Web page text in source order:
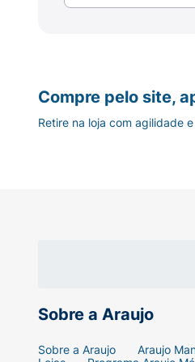
Sobre a Araujo
Sobre a Araujo Araujo
Compre pelo site,
Retire na loja com agilidade